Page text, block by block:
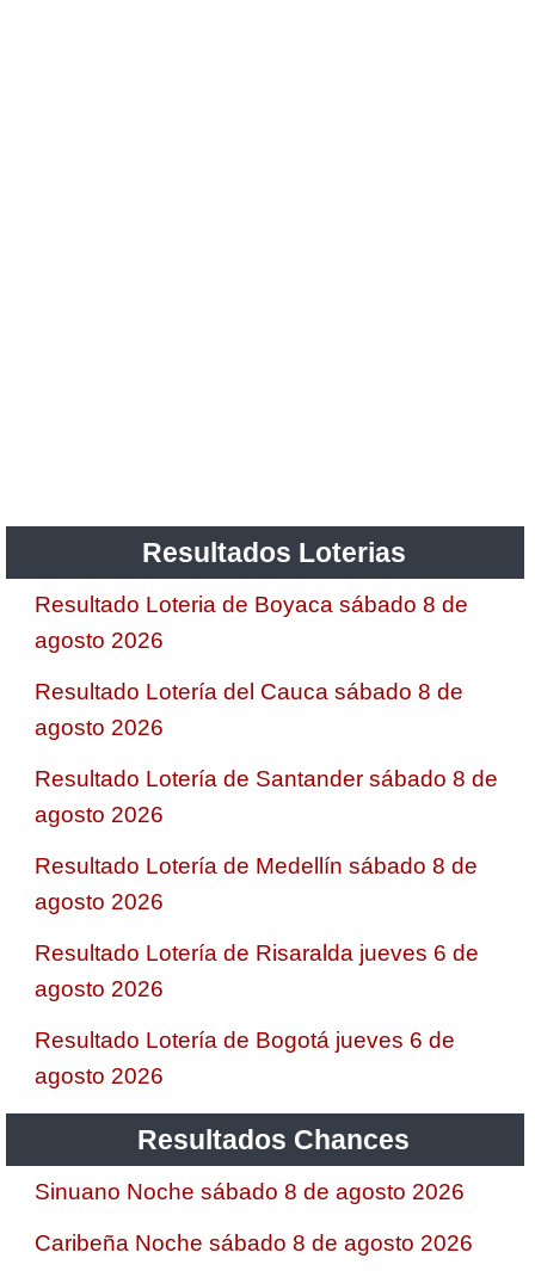
Resultados Loterias
Resultado Loteria de Boyaca sábado 8 de
agosto 2026
Resultado Lotería del Cauca sábado 8 de
agosto 2026
Resultado Lotería de Santander sábado 8 de
agosto 2026
Resultado Lotería de Medellín sábado 8 de
agosto 2026
Resultado Lotería de Risaralda jueves 6 de
agosto 2026
Resultado Lotería de Bogotá jueves 6 de
agosto 2026
Resultados Chances
Sinuano Noche sábado 8 de agosto 2026
Caribeña Noche sábado 8 de agosto 2026